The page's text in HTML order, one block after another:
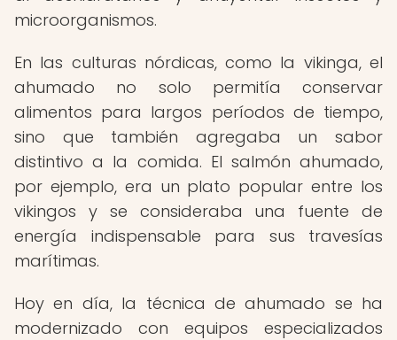
microorganismos.
En las culturas nórdicas, como la vikinga, el
ahumado no solo permitía conservar
alimentos para largos períodos de tiempo,
sino que también agregaba un sabor
distintivo a la comida. El salmón ahumado,
por ejemplo, era un plato popular entre los
vikingos y se consideraba una fuente de
energía indispensable para sus travesías
marítimas.
Hoy en día, la técnica de ahumado se ha
modernizado con equipos especializados